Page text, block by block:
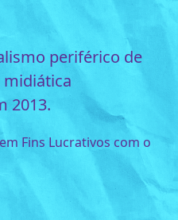
periférico de
midiática
2013.
Fins Lucrativos com o